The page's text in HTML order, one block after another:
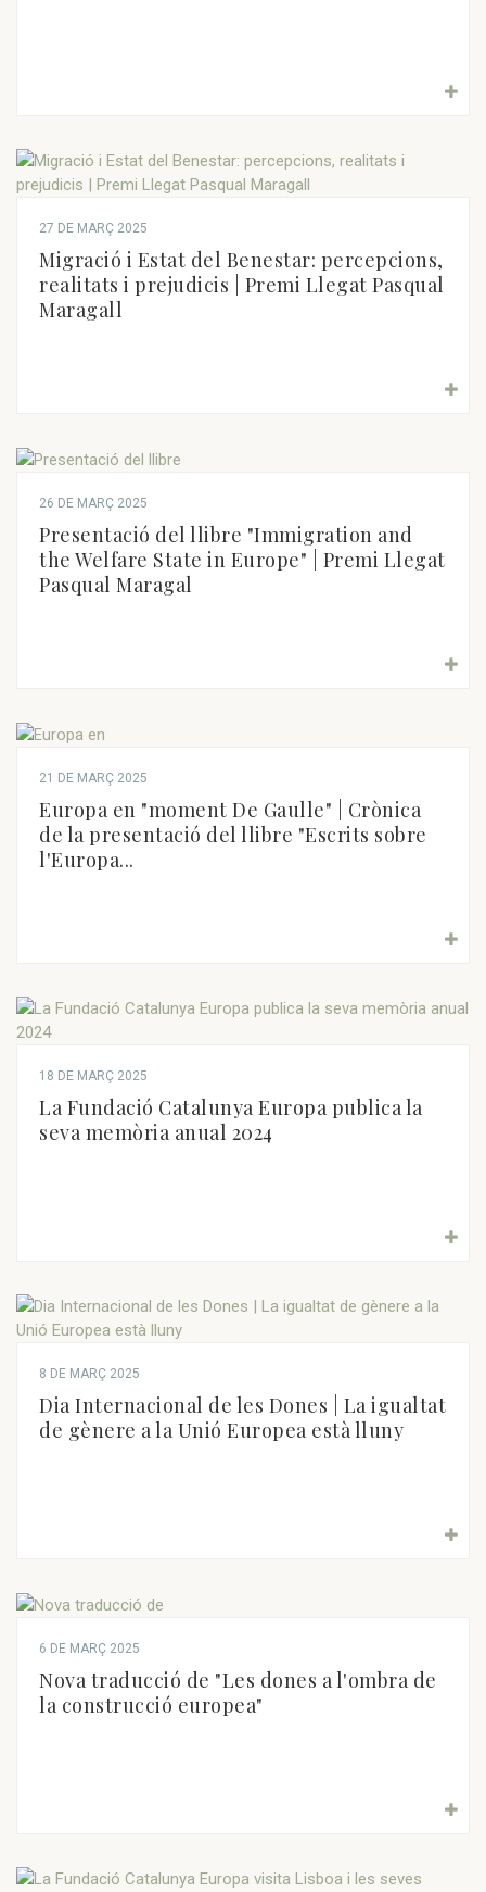
27 DE MARÇ 2025
Migració i Estat del Benestar: percepcions,
realitats i prejudicis | Premi Llegat Pasqual
Maragall
26 DE MARÇ 2025
Presentació del llibre "Immigration and
the Welfare State in Europe" | Premi Llegat
Pasqual Maragal
21 DE MARÇ 2025
Europa en "moment De Gaulle" | Crònica
de la presentació del llibre "Escrits sobre
l'Europa...
18 DE MARÇ 2025
La Fundació Catalunya Europa publica la
seva memòria anual 2024
8 DE MARÇ 2025
Dia Internacional de les Dones | La igualtat
de gènere a la Unió Europea està lluny
6 DE MARÇ 2025
Nova traducció de "Les dones a l'ombra de
la construcció europea"